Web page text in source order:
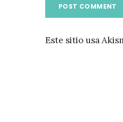
Este sitio usa